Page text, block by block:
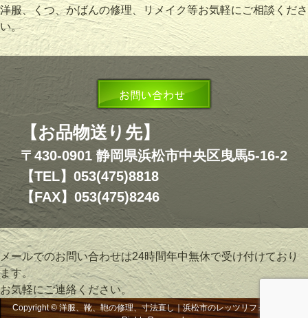
洋服、くつ、かばんの修理、リメイク等お気軽にご相談くださ
い。
【お品物送り先】
〒430-0901 静岡県浜松市中央区曳馬5-16-2
【TEL】053(475)8818
【FAX】053(475)8246
メールでのお問い合わせは24時間年中無休で受け付けており
ます。
お気軽にご連絡ください。
Copyright © 洋服、靴、鞄の修理、寸法直し｜浜松市のレッツリフォーム, All